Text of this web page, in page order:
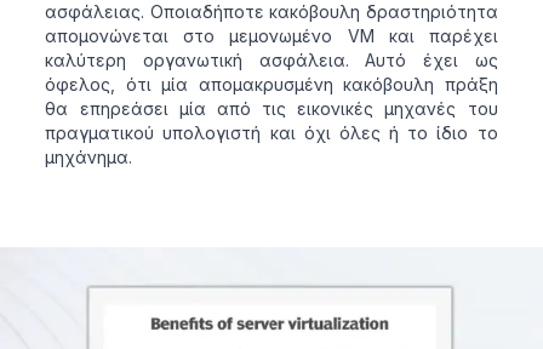
ασφάλειας. Οποιαδήποτε κακόβουλη δραστηριότητα
απομονώνεται στο μεμονωμένο VM και παρέχει
καλύτερη οργανωτική ασφάλεια. Αυτό έχει ως
όφελος, ότι μία απομακρυσμένη κακόβουλη πράξη
θα επηρεάσει μία από τις εικονικές μηχανές του
πραγματικού υπολογιστή και όχι όλες ή το ίδιο το
μηχάνημα.